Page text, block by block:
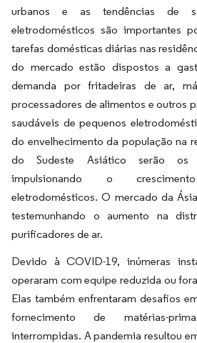
urbanos e as tendências de
eletrodomésticos são importantes
tarefas domésticas diárias nas
do mercado estão dispostos a
demanda por fritadeiras de ar,
processadores de alimentos e outros
saudáveis de pequenos
do envelhecimento da população na
do Sudeste Asiático serão os
impulsionando o
eletrodomésticos. O mercado da
testemunhando o aumento na
purificadores de ar.
Devido à COVID-19, inúmeras
operaram com equipe reduzida ou
Elas também enfrentaram desafios
fornecimento de matérias-
interrompidas. A pandemia resultou